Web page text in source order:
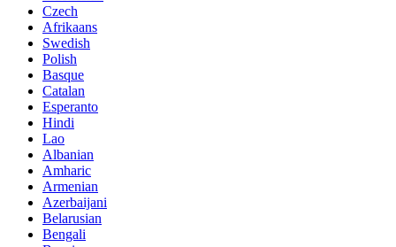
Czech
Afrikaans
Swedish
Polish
Basque
Catalan
Esperanto
Hindi
Lao
Albanian
Amharic
Armenian
Azerbaijani
Belarusian
Bengali